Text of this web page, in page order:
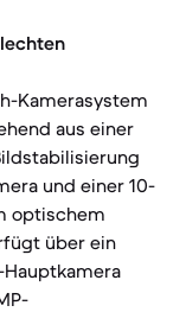
Kamerasystem
aus einer
und einer 10-
optischem
über ein